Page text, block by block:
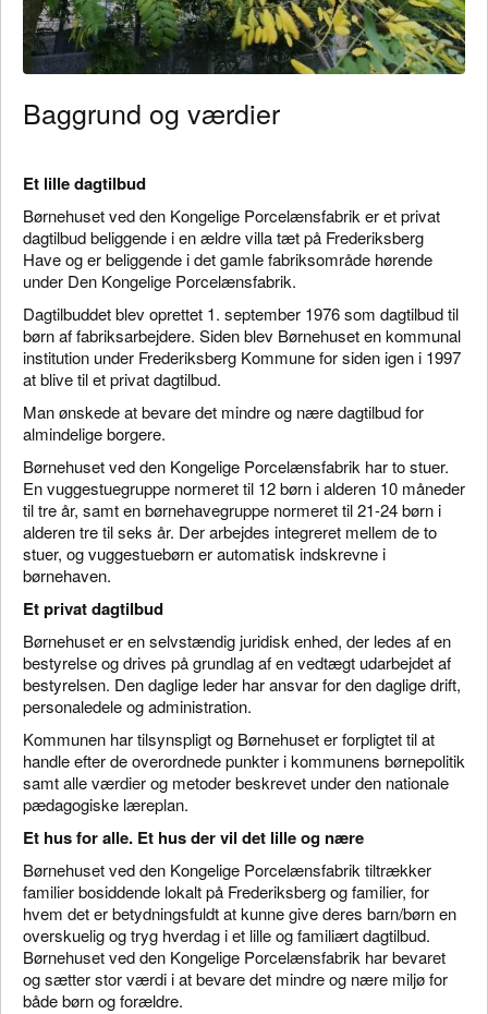
Baggrund og værdier
Et lille dagtilbud
Børnehuset ved den Kongelige Porcelænsfabrik er et privat
dagtilbud beliggende i en ældre villa tæt på Frederiksberg
Have og er beliggende i det gamle fabriksområde hørende
under Den Kongelige Porcelænsfabrik.
Dagtilbuddet blev oprettet 1. september 1976 som dagtilbud til
børn af fabriksarbejdere. Siden blev Børnehuset en kommunal
institution under Frederiksberg Kommune for siden igen i 1997
at blive til et privat dagtilbud.
Man ønskede at bevare det mindre og nære dagtilbud for
almindelige borgere.
Børnehuset ved den Kongelige Porcelænsfabrik har to stuer.
En vuggestuegruppe normeret til 12 børn i alderen 10 måneder
til tre år, samt en børnehavegruppe normeret til 21-24 børn i
alderen tre til seks år. Der arbejdes integreret mellem de to
stuer, og vuggestuebørn er automatisk indskrevne i
børnehaven.
Et privat dagtilbud
Børnehuset er en selvstændig juridisk enhed, der ledes af en
bestyrelse og drives på grundlag af en vedtægt udarbejdet af
bestyrelsen. Den daglige leder har ansvar for den daglige drift,
personaledele og administration.
Kommunen har tilsynspligt og Børnehuset er forpligtet til at
handle efter de overordnede punkter i kommunens børnepolitik
samt alle værdier og metoder beskrevet under den nationale
pædagogiske læreplan.
Et hus for alle. Et hus der vil det lille og nære
Børnehuset ved den Kongelige Porcelænsfabrik tiltrækker
familier bosiddende lokalt på Frederiksberg og familier, for
hvem det er betydningsfuldt at kunne give deres barn/børn en
overskuelig og tryg hverdag i et lille og familiært dagtilbud.
Børnehuset ved den Kongelige Porcelænsfabrik har bevaret
og sætter stor værdi i at bevare det mindre og nære miljø for
både børn og forældre.